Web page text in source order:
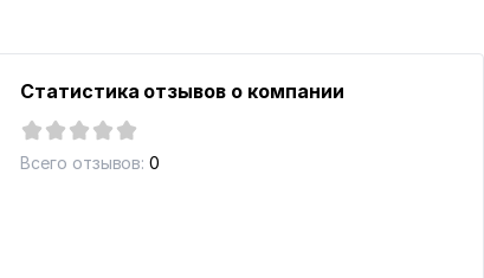
Статистика отзывов о компании
Всего отзывов: 0